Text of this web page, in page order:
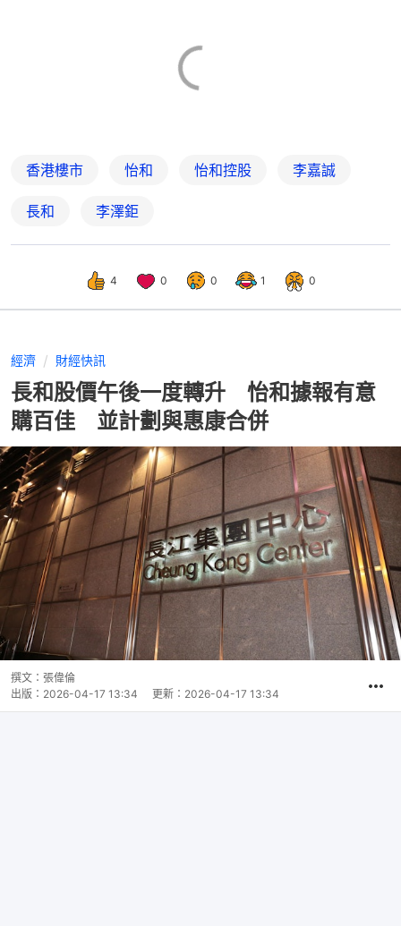
香港樓市 怡和 怡和控股 李嘉誠
長和 李澤鉅
4 0 0 1 0
經濟 財經快訊
長和股價午後一度轉升 怡和據報有意
購百佳 並計劃與惠康合併
撰文： 張偉倫
出版： 2026-04-17 13:34 更新： 2026-04-17 13:34